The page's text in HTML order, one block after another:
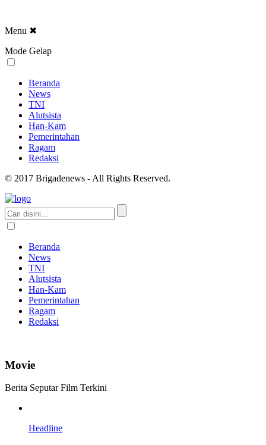
Menu ✖
Mode Gelap
Beranda
News
TNI
Alutsista
Han-Kam
Pemerintahan
Ragam
Redaksi
© 2017 Brigadenews - All Rights Reserved.
Beranda
News
TNI
Alutsista
Han-Kam
Pemerintahan
Ragam
Redaksi
Movie
Berita Seputar Film Terkini
Headline